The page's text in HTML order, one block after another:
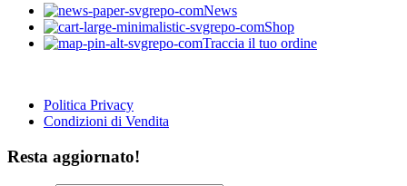
News
Shop
Traccia il tuo ordine
Politica Privacy
Condizioni di Vendita
Resta aggiornato!